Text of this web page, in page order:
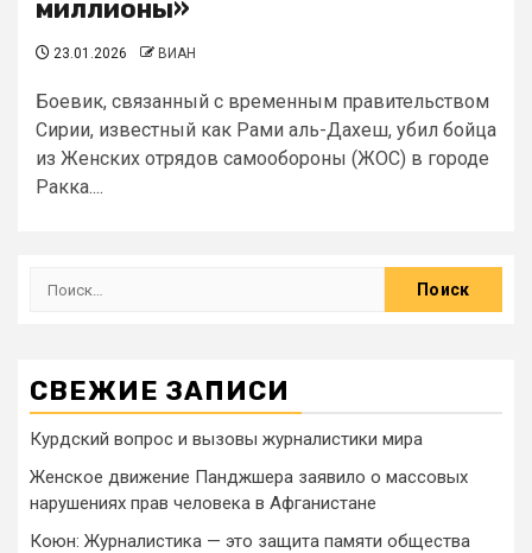
миллионы»
23.01.2026 ВИАН
Боевик, связанный с временным правительством
Сирии, известный как Рами аль-Дахеш, убил бойца
из Женских отрядов самообороны (ЖОС) в городе
Ракка....
СВЕЖИЕ ЗАПИСИ
Курдский вопрос и вызовы журналистики мира
Женское движение Панджшера заявило о массовых
нарушениях прав человека в Афганистане
Коюн: Журналистика — это защита памяти общества